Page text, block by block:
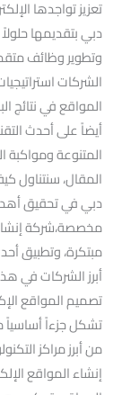
تعزيز تواجدها
دبي بتقديمها
وتطوير وظائف
الشركات
المواقع في نتائج
أيضاً على أحدث
المتنوعة
المقال، سنتناول
دبي في تحقيق
مخصصة،شركة
مبتكرة، وتطبيق
أبرز الشركات في
تصميم المواقع
تشكل جزءاً أساسياً
من أبرز مراكز
إنشاء المواقع